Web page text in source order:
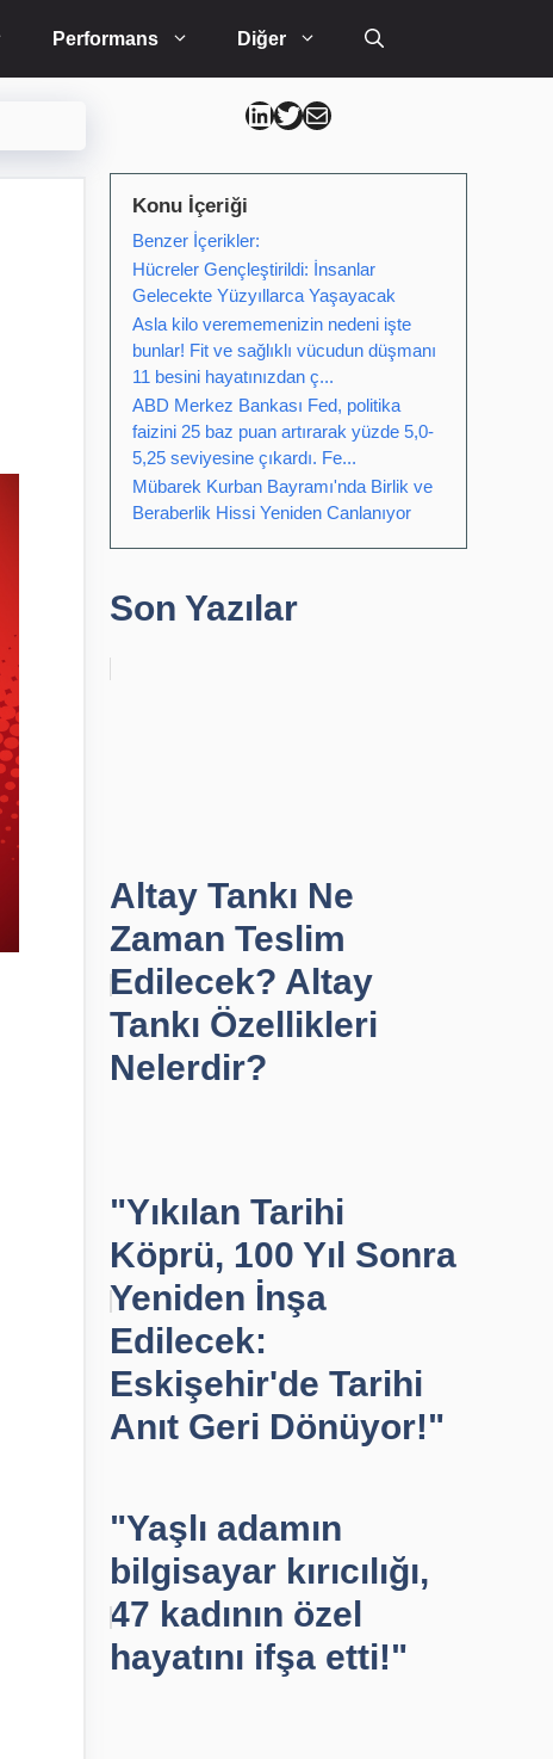
Performans Diğer
Can Kütahya Linkedin
Can Kütahya Twitter
Can Kütahya Mail
Konu İçeriği
Benzer İçerikler:
Hücreler Gençleştirildi: İnsanlar
Gelecekte Yüzyıllarca Yaşayacak
Asla kilo verememenizin nedeni işte
bunlar! Fit ve sağlıklı vücudun düşmanı
11 besini hayatınızdan ç...
ABD Merkez Bankası Fed, politika
faizini 25 baz puan artırarak yüzde 5,0-
5,25 seviyesine çıkardı. Fe...
Mübarek Kurban Bayramı'nda Birlik ve
Beraberlik Hissi Yeniden Canlanıyor
Son Yazılar
Altay Tankı Ne
Zaman Teslim
Edilecek? Altay
Tankı Özellikleri
Nelerdir?
"Yıkılan Tarihi
Köprü, 100 Yıl Sonra
Yeniden İnşa
Edilecek:
Eskişehir'de Tarihi
Anıt Geri Dönüyor!"
"Yaşlı adamın
bilgisayar kırıcılığı,
47 kadının özel
hayatını ifşa etti!"